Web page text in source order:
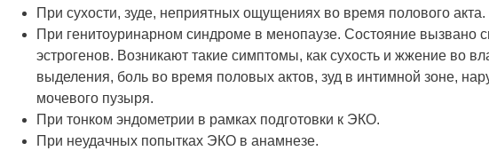
При сухости, зуде, неприятных ощущениях во время полового акта.
При генитоуринарном синдроме в менопаузе. Состояние вызвано
эстрогенов. Возникают такие симптомы, как сухость и жжение во
выделения, боль во время половых актов, зуд в интимной зоне,
мочевого пузыря.
При тонком эндометрии в рамках подготовки к ЭКО.
При неудачных попытках ЭКО в анамнезе.